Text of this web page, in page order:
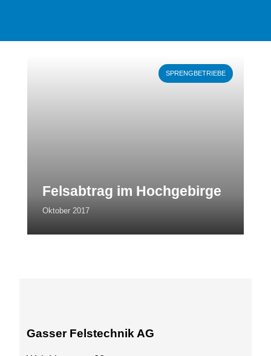
SPRENGBETRIEBE
Felsabtrag im Hochgebirge
Oktober 2017
Gasser Felstechnik AG